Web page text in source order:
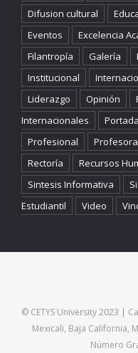
Difusion cultural
Eventos
Excelencia
Filantropía
Galería
Institucional
Liderazgo
Opinión
Internacionales
Portada
Profesional
Rectoría
Recursos
Sintesis Informativa
Estudiantil
Video
© CETYS University 2023 |
Mexicali, Baja California,
Número